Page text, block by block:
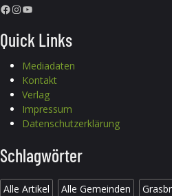
Facebook InstagramYouTube
Quick Links
Mediadaten
Kontakt
Verlag
Impressum
Datenschutzerklärung
Schlagwörter
Alle Artikel Alle Gemeinden